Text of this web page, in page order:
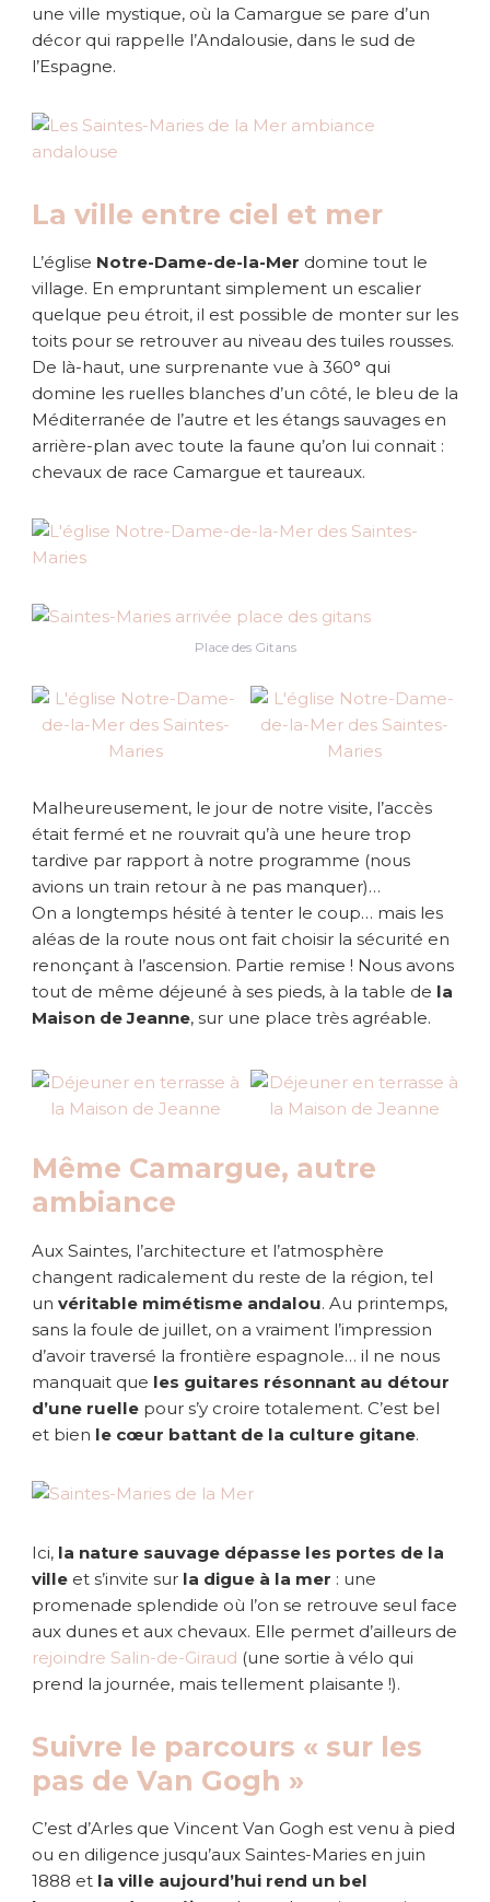
M
a
s
-
a
-
M
e
f
e
r
v
r
n
e
t
r
i
t
a
n
d
o
u
une ville mystique, où la Camargue se pare d’un
décor qui rappelle l’Andalousie, dans le sud de
l’Espagne.
La ville entre ciel et mer
L’église Notre-Dame-de-la-Mer domine tout le
village. En empruntant simplement un escalier
quelque peu étroit, il est possible de monter sur les
toits pour se retrouver au niveau des tuiles rousses.
De là-haut, une surprenante vue à 360° qui
domine les ruelles blanches d’un côté, le bleu de la
Méditerranée de l’autre et les étangs sauvages en
arrière-plan avec toute la faune qu’on lui connait :
chevaux de race Camargue et taureaux.
Place des Gitans
Malheureusement, le jour de notre visite, l’accès
était fermé et ne rouvrait qu’à une heure trop
tardive par rapport à notre programme (nous
avions un train retour à ne pas manquer)…
On a longtemps hésité à tenter le coup… mais les
aléas de la route nous ont fait choisir la sécurité en
renonçant à l’ascension. Partie remise ! Nous avons
tout de même déjeuné à ses pieds, à la table de la
Maison de Jeanne, sur une place très agréable.
Même Camargue, autre
ambiance
Aux Saintes, l’architecture et l’atmosphère
changent radicalement du reste de la région, tel
un véritable mimétisme andalou. Au printemps,
sans la foule de juillet, on a vraiment l’impression
d’avoir traversé la frontière espagnole… il ne nous
manquait que les guitares résonnant au détour
d’une ruelle pour s’y croire totalement. C’est bel
et bien le cœur battant de la culture gitane.
Ici, la nature sauvage dépasse les portes de la
ville et s’invite sur la digue à la mer : une
promenade splendide où l’on se retrouve seul face
aux dunes et aux chevaux. Elle permet d’ailleurs de
rejoindre Salin-de-Giraud (une sortie à vélo qui
prend la journée, mais tellement plaisante !).
Suivre le parcours « sur les
pas de Van Gogh »
C’est d’Arles que Vincent Van Gogh est venu à pied
ou en diligence jusqu’aux Saintes-Maries en juin
1888 et la ville aujourd’hui rend un bel